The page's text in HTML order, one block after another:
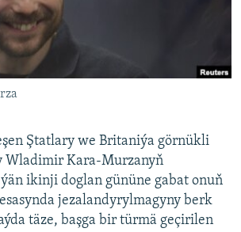
Ştatlary we Britaniýa görnükli
Wladimir Kara-Murzanyň
ikinji doglan gününe gabat onuň
esasynda jezalandyrylmagyny berk
täze, başga bir türmä geçirilen